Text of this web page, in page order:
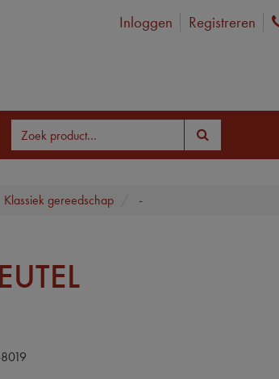
Inloggen Registreren
Klassiek gereedschap -